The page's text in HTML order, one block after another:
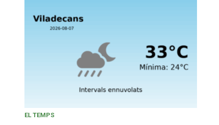
EL TEMPS